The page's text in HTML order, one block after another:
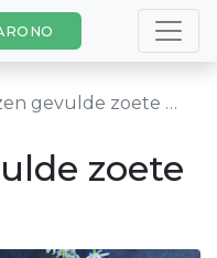
zoete aardappelen
zoete